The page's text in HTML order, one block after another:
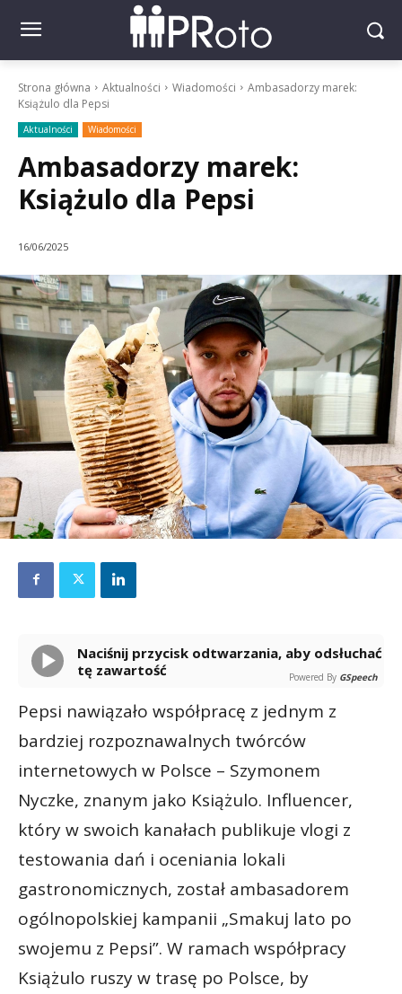
Strona główna Aktualności Wiadomości
Ambasadorzy marek:
Książulo dla Pepsi
Aktualności Wiadomości
Ambasadorzy marek:
Książulo dla Pepsi
16/06/2025
Naciśnij przycisk odtwarzania, aby odsłuchać
tę zawartość
Powered By GSpeech
Pepsi nawiązało współpracę z jednym z
bardziej rozpoznawalnych twórców
internetowych w Polsce – Szymonem
Nyczke, znanym jako Książulo. Influencer,
który w swoich kanałach publikuje vlogi z
testowania dań i oceniania lokali
gastronomicznych, został ambasadorem
ogólnopolskiej kampanii „Smakuj lato po
swojemu z Pepsi”. W ramach współpracy
Książulo ruszy w trasę po Polsce, by